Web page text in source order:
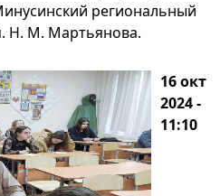
региональный
Н. М. Мартьянова.
16 окт
2024 -
11:10